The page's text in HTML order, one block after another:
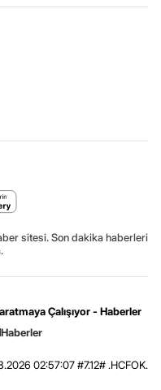
sitesi. Son dakika haberleri
Çalışıyor - Haberler
Haberler
02:57:07 #7.12# .HCFOK.